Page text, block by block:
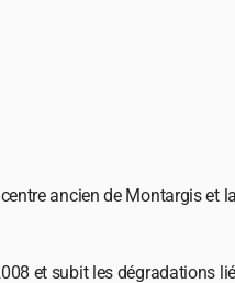
ancien de Montargis et
et subit les dégradations